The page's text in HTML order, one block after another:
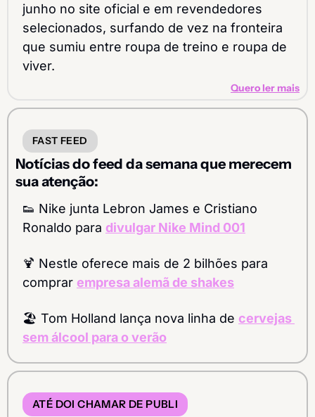
junho no site oficial e em revendedores
selecionados, surfando de vez na fronteira
que sumiu entre roupa de treino e roupa de
viver.
Quero ler mais
FAST FEED
Notícias do feed da semana que merecem
sua atenção:
👟 Nike junta Lebron James e Cristiano
Ronaldo para divulgar Nike Mind 001
🍹 Nestle oferece mais de 2 bilhões para
comprar empresa alemã de shakes
🏖️ Tom Holland lança nova linha de cervejas
sem álcool para o verão
ATÉ DOI CHAMAR DE PUBLI